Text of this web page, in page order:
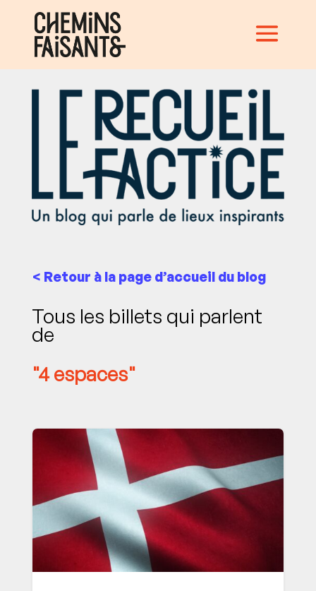
< Retour à la page d’accueil du blog
Tous les billets qui parlent
de
"4 espaces"